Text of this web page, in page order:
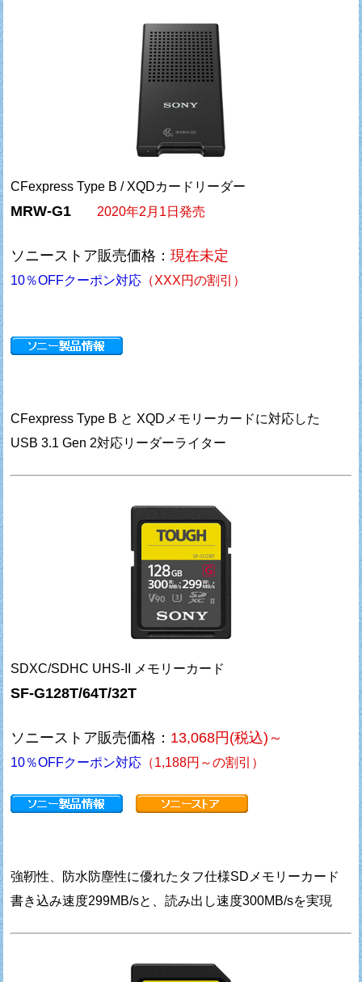
CFexpress Type B / XQDカードリーダー
MRW-G1 2020年2月1日発売
ソニーストア販売価格：現在未定
10％OFFクーポン対応 （XXX円の割引）
CFexpress Type B と XQDメモリーカードに対応した
USB 3.1 Gen 2対応リーダーライター
SDXC/SDHC UHS-II メモリーカード
SF-G128T/64T/32T
ソニーストア販売価格： 13,068円(税込)～
10％OFFクーポン対応 （1,188円～の割引）
強靭性、防水防塵性に優れたタフ仕様SDメモリーカード
書き込み速度299MB/sと、読み出し速度300MB/sを実現